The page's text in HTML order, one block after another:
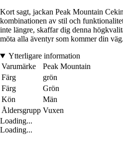
Kort sagt, jackan Peak Mountain
kombinationen av stil och
inte längre, skaffar dig denna
möta alla äventyr som kommer din väg.
Ytterligare information
Varumärke
Peak Mountain
Färg
grön
Färg
Grön
Kön
Män
Åldersgrupp Vuxen
Loading...
Loading...